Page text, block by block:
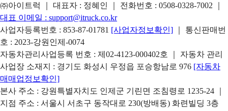
㈜아이트럭 ｜ 대표자 : 정혜인 ｜ 전화번호 : 0508-0328-7002
대표 이메일 : support@itruck.co.kr
사업자등록번호 : 853-87-01781 [사업자정보확인]
｜ 통신판매번
호 : 2023-강원인제-0074
자동차관리사업등록 번호 : 제02-4123-000402호 ｜ 자동차 관리
사업장 소재지 : 경기도 화성시 우정읍 포승항남로 976 [자동차
매매업정보확인]
본사 주소 : 강원특별자치도 인제군 기린면 조침령로 1235-24 ｜
지점 주소 : 서울시 서초구 동작대로 230(방배동) 화련빌딩 3층